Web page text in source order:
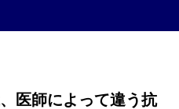
医師によって違う抗